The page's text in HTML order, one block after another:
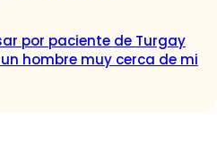
por paciente de Turgay
hombre muy cerca de mi